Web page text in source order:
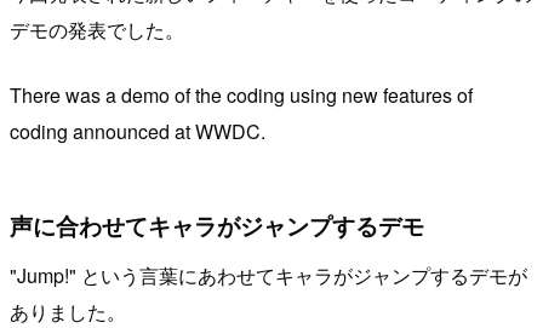
デモの発表でした。
There was a demo of the coding using new features of
coding announced at WWDC.
声に合わせてキャラがジャンプするデモ
"Jump!" という言葉にあわせてキャラがジャンプするデモが
ありました。